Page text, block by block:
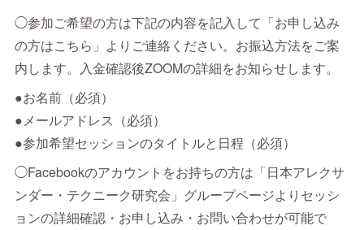
◯参加ご希望の方は下記の内容を記入して「お申し込み
の方はこちら」よりご連絡ください。お振込方法をご案
内します。入金確認後ZOOMの詳細をお知らせします。
●お名前（必須）
●メールアドレス（必須）
●参加希望セッションのタイトルと日程（必須）
◯Facebookのアカウントをお持ちの方は「日本アレクサ
ンダー・テクニーク研究会」グループページよりセッシ
ョンの詳細確認・お申し込み・お問い合わせが可能で